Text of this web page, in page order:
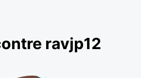
ravjp12